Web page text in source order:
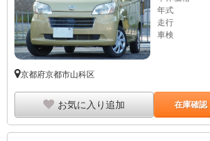
年式
走行
車検
京都府京都市山科区
お気に入り追加 在庫確認